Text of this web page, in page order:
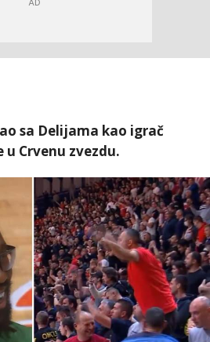
sa Delijama kao igrač
u Crvenu zvezdu.